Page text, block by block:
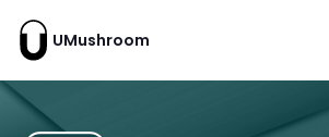
UMushroom